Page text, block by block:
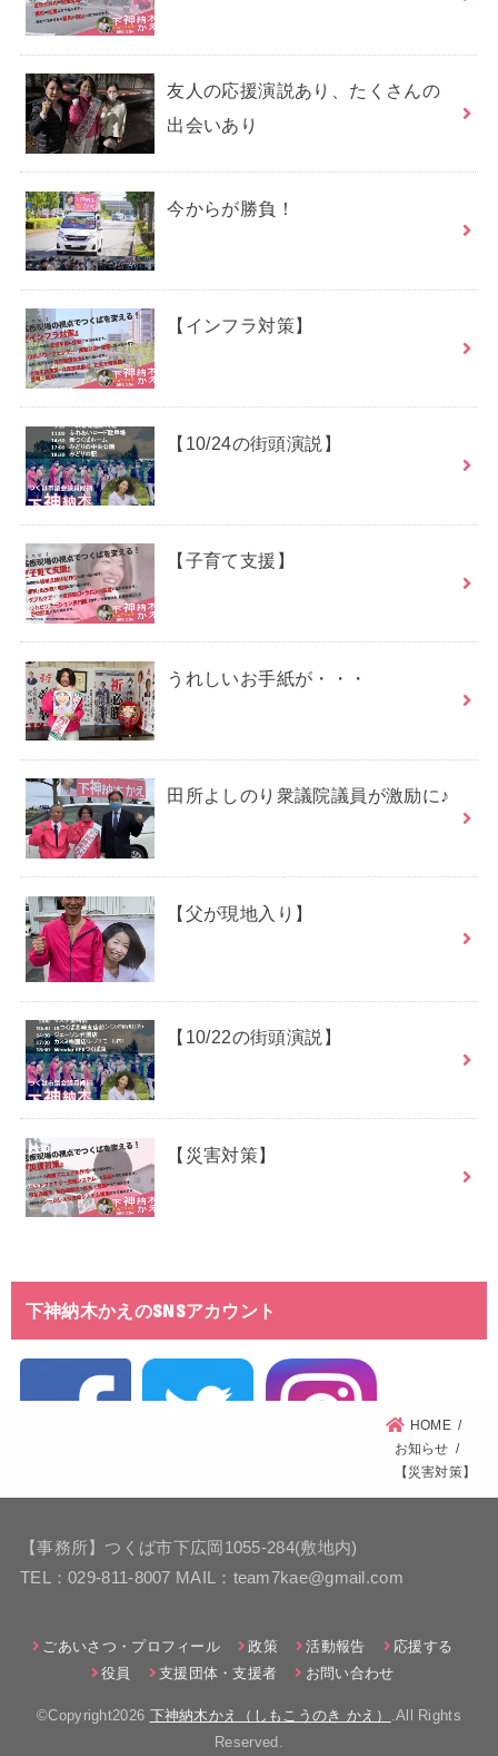
友人の応援演説あり、たくさんの
出会いあり
今からが勝負！
【インフラ対策】
【10/24の街頭演説】
【子育て支援】
うれしいお手紙が・・・
田所よしのり衆議院議員が激励に♪
【父が現地入り】
【10/22の街頭演説】
【災害対策】
下神納木かえのSNSアカウント
HOME
お知らせ
【災害対策】
【事務所】つくば市下広岡1055-284(敷地内)
TEL：029-811-8007 MAIL：team7kae@gmail.com
ごあいさつ・プロフィール 政策 活動報告
応援する
役員
支援団体・支援者 お問い合わせ
©Copyright2026 下神納木かえ（しもこうのき かえ）
.All Rights
Reserved.